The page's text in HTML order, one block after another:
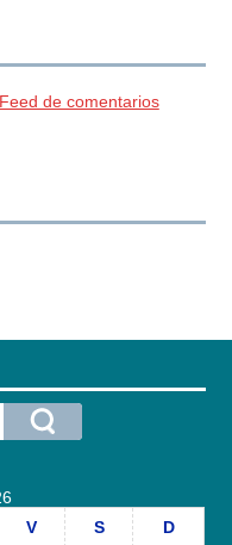
Feed de comentarios
V S D